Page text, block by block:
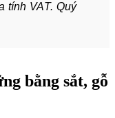
tính VAT. Quý
bằng sắt, gỗ